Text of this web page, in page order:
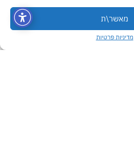
מאשר\ת
מדיניות פרטיות
Blush & Lip Multi Stick |
MALU WILZ – מולטי סטיק
סומק ושפתון מלו וילז